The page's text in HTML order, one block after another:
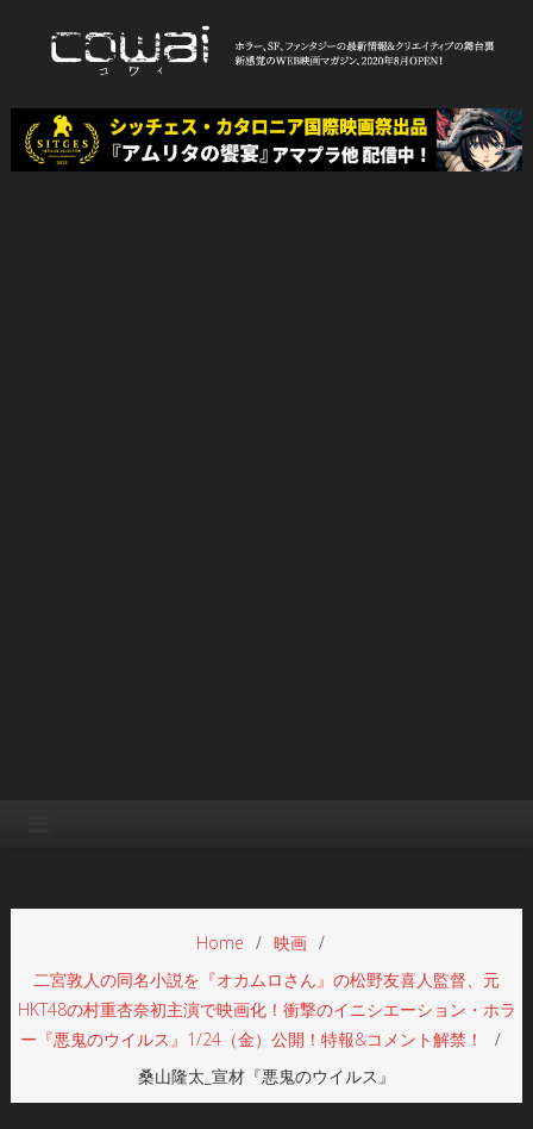
WEB映画マガジン「cowai コ
ワイ」
Home
映画
二宮敦人の同名小説を『オカムロさん』の松野友喜人監督、元
HKT48の村重杏奈初主演で映画化！衝撃のイニシエーション・ホラ
ー『悪鬼のウイルス』1/24（金）公開！特報&コメント解禁！
桑山隆太_宣材『悪鬼のウイルス』